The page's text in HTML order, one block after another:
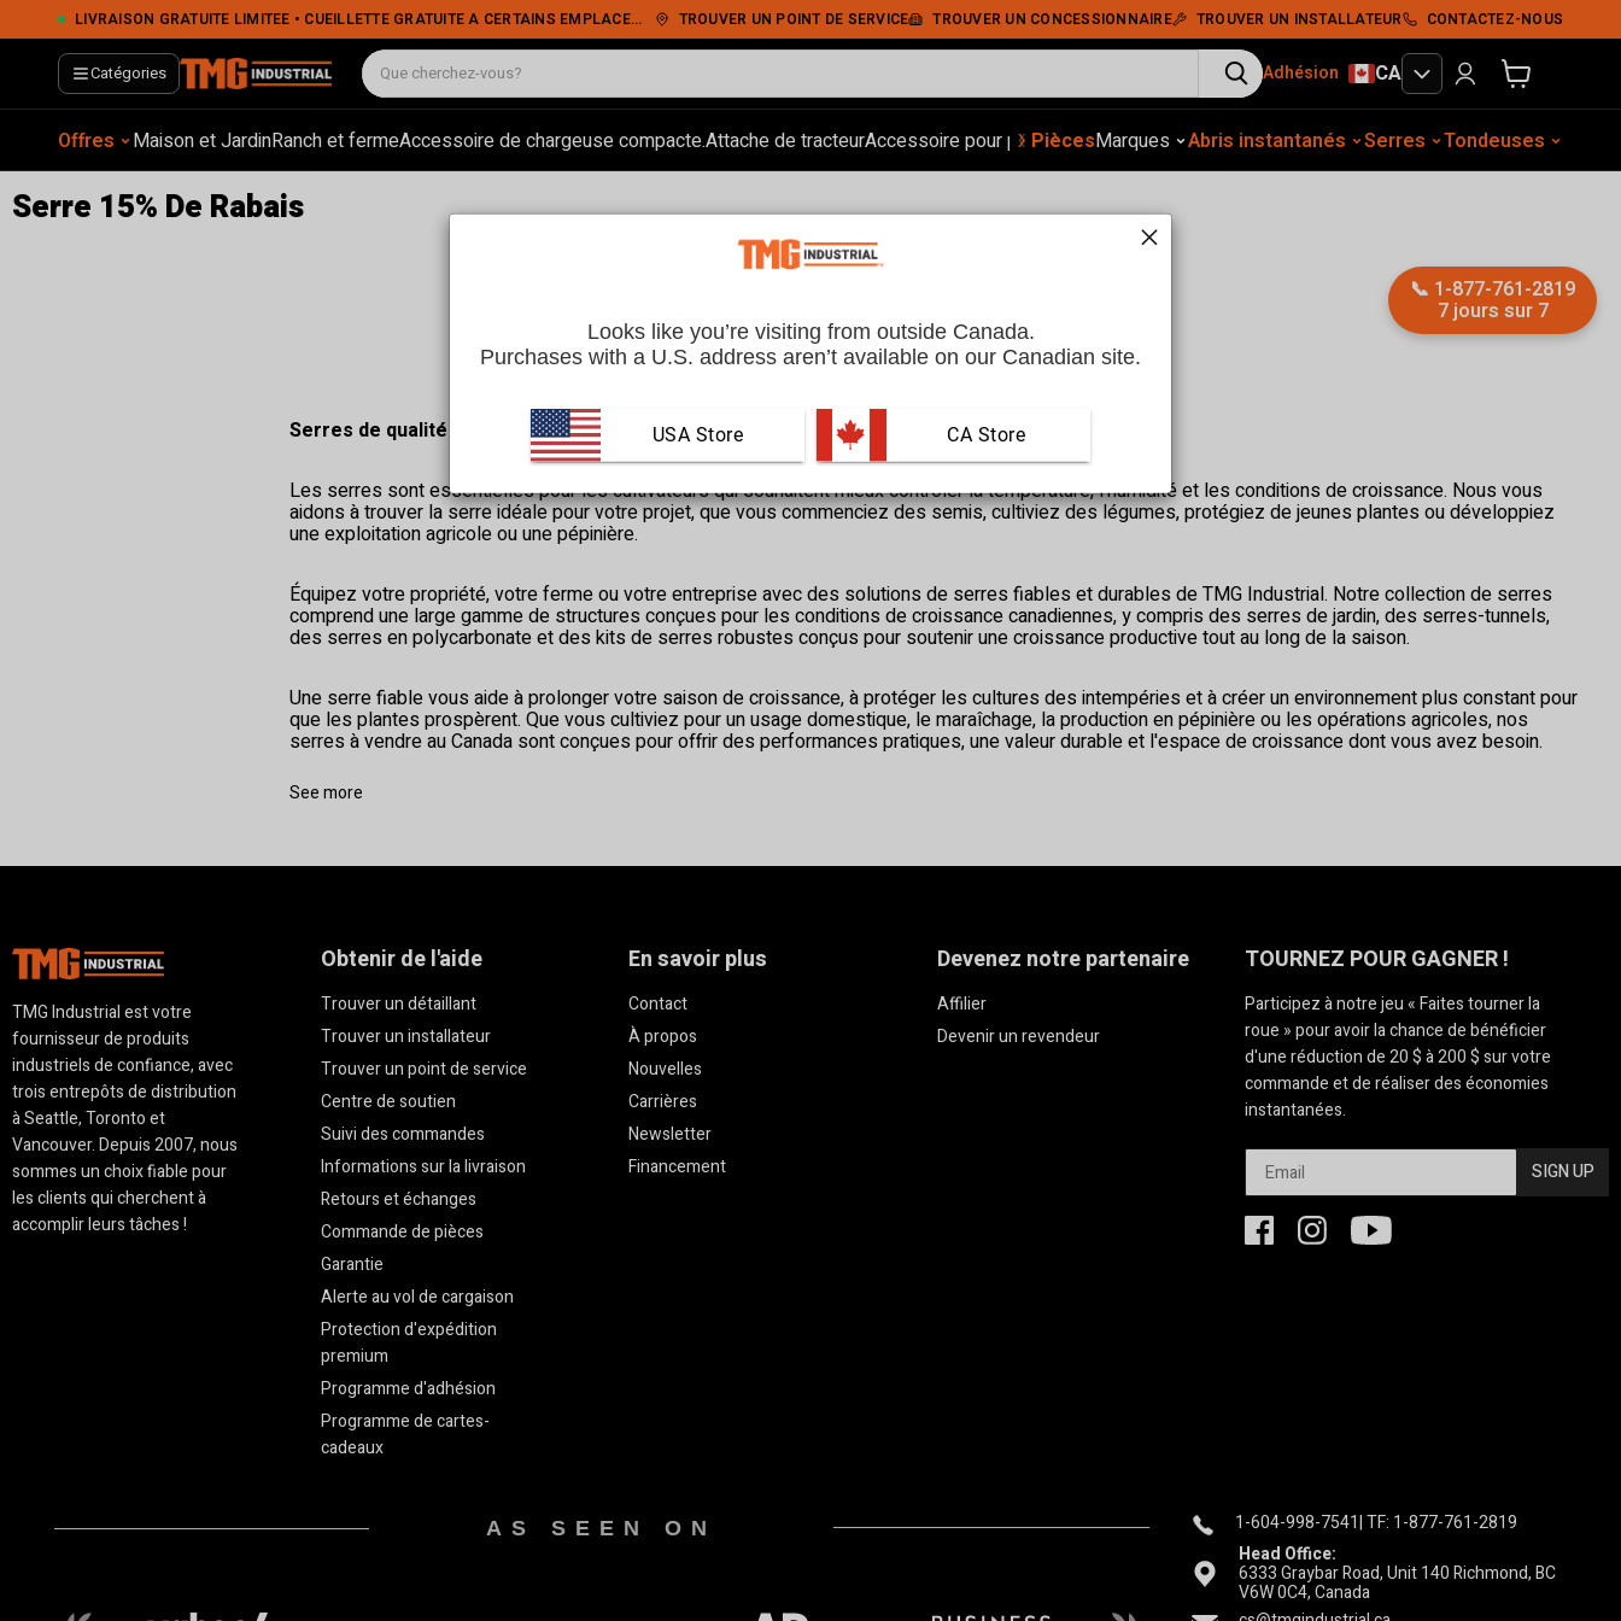
LIVRAISON GRATUITE LIMITÉE • CUEILLETTE GRATUITE À CERTAINS EMPLACEMENTS • PAIEMENT SÉCURISÉ TROUVER UN POINT DE SERVICE TROUVER UN CONCESSIONNAIRE TROUVER UN INSTALLATEUR CONTACTEZ-NOUS
Catégories Adhésion CA Voir le panier
Offres Maison et JardinRanch et fermeAccessoire de chargeuse compacte.Attache de tracteurAccessoire pour pelle.Rangement extérieurConstructionÉquip. auto. Tassement du sol
‹
› PiècesMarques Abris instantanés Serres Tondeuses
Serre 15% De Rabais
Serres de qualité supérieure à vendre au Canada | TMG Industrial
Les serres sont essentielles pour les cultivateurs qui souhaitent mieux contrôler la température, l'humidité et les conditions de croissance. Nous vous
aidons à trouver la serre idéale pour votre projet, que vous commenciez des semis, cultiviez des légumes, protégiez de jeunes plantes ou développiez
une exploitation agricole ou une pépinière.
Équipez votre propriété, votre ferme ou votre entreprise avec des solutions de serres fiables et durables de TMG Industrial. Notre collection de serres
comprend une large gamme de structures conçues pour les conditions de croissance canadiennes, y compris des serres de jardin, des serres-tunnels,
des serres en polycarbonate et des kits de serres robustes conçus pour soutenir une croissance productive tout au long de la saison.
Une serre fiable vous aide à prolonger votre saison de croissance, à protéger les cultures des intempéries et à créer un environnement plus constant pour
que les plantes prospèrent. Que vous cultiviez pour un usage domestique, le maraîchage, la production en pépinière ou les opérations agricoles, nos
serres à vendre au Canada sont conçues pour offrir des performances pratiques, une valeur durable et l'espace de croissance dont vous avez besoin.
See more
TMG Industrial est votre
fournisseur de produits
industriels de confiance, avec
trois entrepôts de distribution
à Seattle, Toronto et
Vancouver. Depuis 2007, nous
sommes un choix fiable pour
les clients qui cherchent à
accomplir leurs tâches !
Obtenir de l'aide
Trouver un détaillant
Trouver un installateur
Trouver un point de service
Centre de soutien
Suivi des commandes
Informations sur la livraison
Retours et échanges
Commande de pièces
Garantie
Alerte au vol de cargaison
Protection d'expédition
premium
Programme d'adhésion
Programme de cartes-
cadeaux
En savoir plus
Contact
À propos
Nouvelles
Carrières
Newsletter
Financement
Devenez notre partenaire
Affilier
Devenir un revendeur
TOURNEZ POUR GAGNER !
Participez à notre jeu « Faites tourner la
roue » pour avoir la chance de bénéficier
d'une réduction de 20 $ à 200 $ sur votre
commande et de réaliser des économies
instantanées.
SIGN UP
AS SEEN ON 1-604-998-7541| TF: 1-877-761-2819
Head Office:
6333 Graybar Road, Unit 140 Richmond, BC
V6W 0C4, Canada
📞 1-877-761-2819
7 jours sur 7
Looks like you’re visiting from outside Canada.
Purchases with a U.S. address aren’t available on our Canadian site.
USA Store CA Store